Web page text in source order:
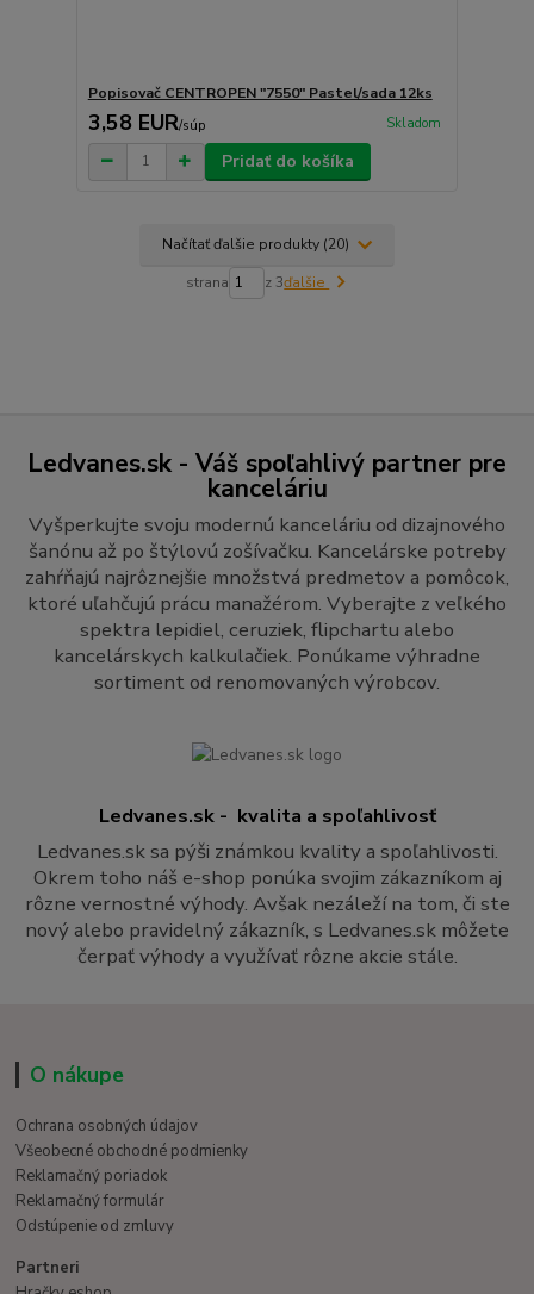
Popisovač CENTROPEN "7550" Pastel/sada 12ks
3,58 EUR/súp Skladom
Pridať do košíka
Načítať ďalšie produkty (20)
strana z 3ďalšie
Ledvanes.sk - Váš spoľahlivý partner pre
kanceláriu
Vyšperkujte svoju modernú kanceláriu od dizajnového
šanónu až po štýlovú zošívačku. Kancelárske potreby
zahŕňajú najrôznejšie množstvá predmetov a pomôcok,
ktoré uľahčujú prácu manažérom. Vyberajte z veľkého
spektra lepidiel, ceruziek, flipchartu alebo
kancelárskych kalkulačiek. Ponúkame výhradne
sortiment od renomovaných výrobcov.
Ledvanes.sk - kvalita a spoľahlivosť
Ledvanes.sk sa pýši známkou kvality a spoľahlivosti.
Okrem toho náš e-shop ponúka svojim zákazníkom aj
rôzne vernostné výhody. Avšak nezáleží na tom, či ste
nový alebo pravidelný zákazník, s Ledvanes.sk môžete
čerpať výhody a využívať rôzne akcie stále.
O nákupe
Ochrana osobných údajov
Všeobecné obchodné podmienky
Reklamačný poriadok
Reklamačný formulár
Odstúpenie od zmluvy
Partneri